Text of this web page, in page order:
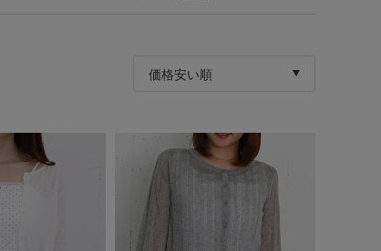
価格安い順